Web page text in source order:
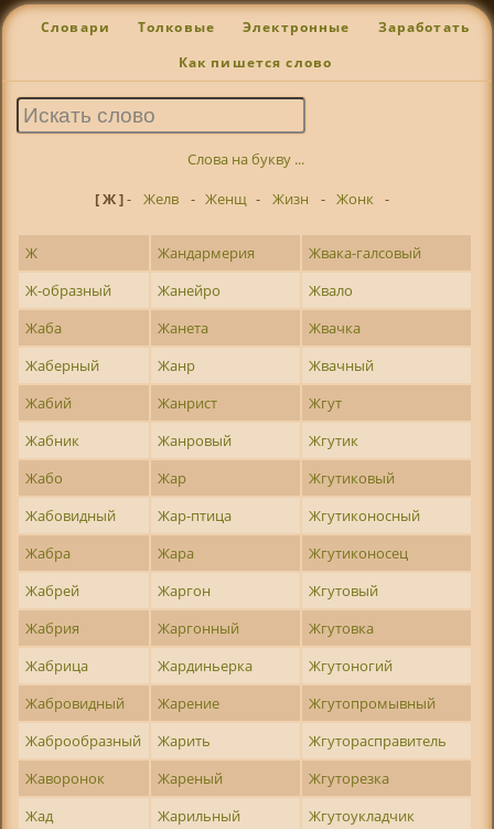
Словари Толковые Электронные Заработать
Как пишется слово
Слова на букву ...
[ Ж ]- Желв - Женщ - Жизн - Жонк -
Ж Жандармерия
Жвака-галсовый
Ж-образный
Жанейро
Жвало
Жаба
Жанета
Жвачка
Жаберный
Жанр
Жвачный
Жабий
Жанрист
Жгут
Жабник
Жанровый
Жгутик
Жабо
Жар
Жгутиковый
Жабовидный
Жар-птица
Жгутиконосный
Жабра
Жара
Жгутиконосец
Жабрей
Жаргон
Жгутовый
Жабрия
Жаргонный
Жгутовка
Жабрица
Жардиньерка
Жгутоногий
Жабровидный
Жарение
Жгутопромывный
Жаброобразный
Жарить
Жгуторасправитель
Жаворонок
Жареный
Жгуторезка
Жад
Жарильный
Жгутоукладчик